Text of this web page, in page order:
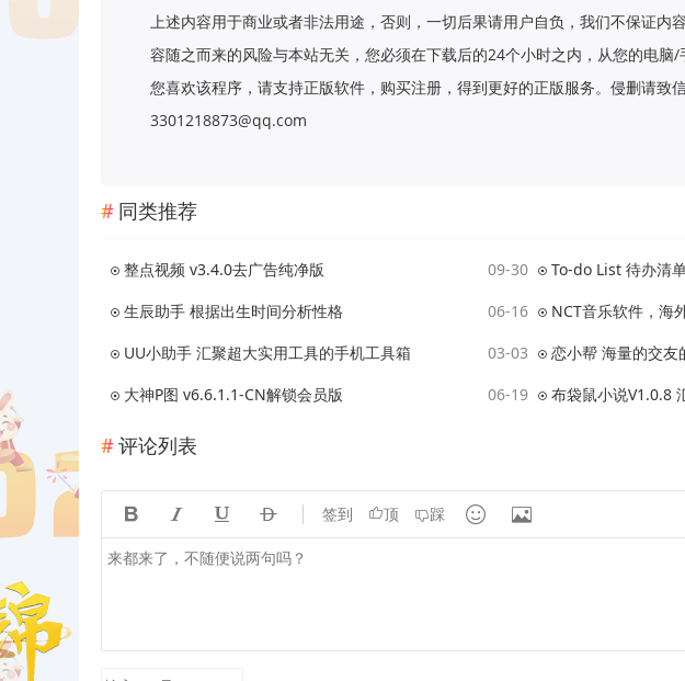
上述内容用于商业或者非法用途，否则，一切后果请用户自负，我们不保证内
容随之而来的风险与本站无关，您必须在下载后的24个小时之内，从您的电脑
您喜欢该程序，请支持正版软件，购买注册，得到更好的正版服务。侵删请致
3301218873@qq.com
同类推荐
整点视频 v3.4.0去广告纯净版 09-30 To-do List 待办清
生辰助手 根据出生时间分析性格
06-16 NCT音乐软件，海
UU小助手 汇聚超大实用工具的手机工具箱
03-03
大神P图 v6.6.1.1-CN解锁会员版
06-19 布袋鼠小说V1.0.8
评论列表
    签到 顶 踩  